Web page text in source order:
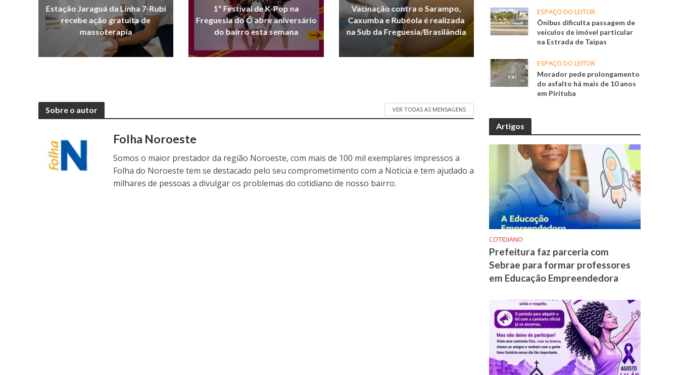
Estação Jaraguá da Linha 7-Rubi
recebe ação gratuita de
massoterapia
1º Festival de K-Pop na
Freguesia do Ó abre aniversário
do bairro esta semana
Vacinação contra o Sarampo,
Caxumba e Rubéola é realizada
na Sub da Freguesia/Brasilândia
Sobre o autor VER TODAS AS MENSAGENS
Folha Noroeste
Somos o maior prestador da região Noroeste, com mais de 100 mil exemplares impressos a
Folha do Noroeste tem se destacado pelo seu comprometimento com a Noticia e tem ajudado a
milhares de pessoas a divulgar os problemas do cotidiano de nosso bairro.
ESPAÇO DO LEITOR
Ônibus dificulta passagem de
veículos de imóvel particular
na Estrada de Taipas
ESPAÇO DO LEITOR
Morador pede prolongamento
do asfalto há mais de 10 anos
em Pirituba
Artigos
COTIDIANO
Prefeitura faz parceria com
Sebrae para formar professores
em Educação Empreendedora